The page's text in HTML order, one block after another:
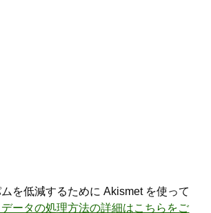
を低減するために Akismet を使って
ータの処理方法の詳細はこちらをご